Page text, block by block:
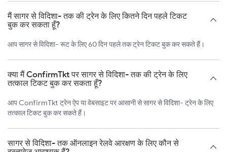
मैं सागर से विदिशा- तक की ट्रेन के लिए कितने दिन पहले टिकट
बुक कर सकता हूँ?
आप सागर से विदिशा- रूट के लिए 60 दिन पहले तक ट्रेन टिकट बुक कर सकते हैं।
क्या मैं ConfirmTkt पर सागर से विदिशा- तक की ट्रेन के लिए
तत्काल टिकट बुक कर सकता हूँ?
आप ConfirmTkt ट्रेन ऐप या वेबसाइट पर आसानी से सागर से विदिशा- ट्रेन के लिए
तत्काल टिकट बुक कर सकते हैं।
सागर से विदिशा- तक ऑनलाइन रेलवे आरक्षण के लिए कौन से